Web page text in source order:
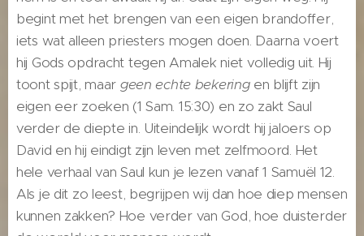
begint met het brengen van een eigen brandoffer,
iets wat alleen priesters mogen doen. Daarna voert
hij Gods opdracht tegen Amalek niet volledig uit. Hij
toont spijt, maar geen echte bekeringen blijft zijn
eigen eer zoeken (1 Sam. 15:30) en zo zakt Saul
verder de diepte in. Uiteindelijk wordt hij jaloers op
David en hij eindigt zijn leven met zelfmoord. Het
hele verhaal van Saul kun je lezen vanaf 1 Samuël 12.
Als je dit zo leest, begrijpen wij dan hoe diep mensen
kunnen zakken? Hoe verder van God, hoe duisterder